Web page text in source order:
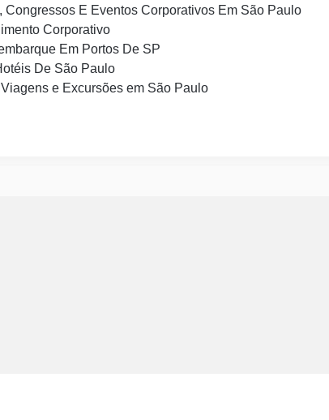
E Eventos Corporativos Em São Paulo
Corporativo
Em Portos De SP
De São Paulo
e Excursões em São Paulo